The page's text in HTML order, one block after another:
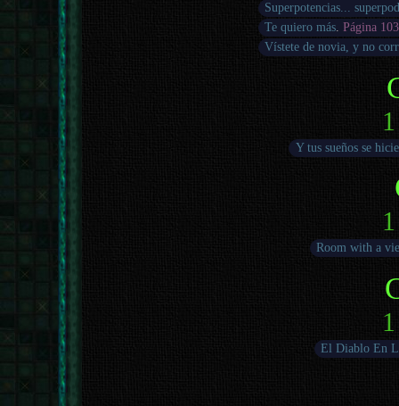
Superpotencias...
Te quiero más.Página 103
Vístete de novia, y no
Y tus sueños se
Room with a
El Diablo En